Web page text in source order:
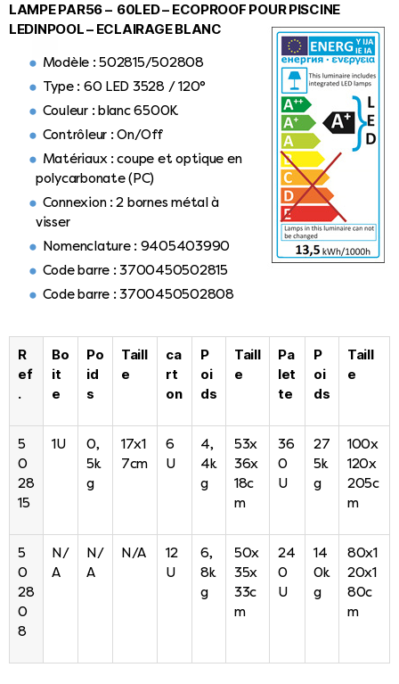
LAMPE PAR56 – 60LED – ECOPROOF POUR PISCINE
LEDINPOOL – ECLAIRAGE BLANC
Modèle : 502815/502808
Type : 60 LED 3528 / 120°
Couleur : blanc 6500K
Contrôleur : On/Off
Matériaux : coupe et optique en
polycarbonate (PC)
Connexion : 2 bornes métal à
visser
Nomenclature : 9405403990
Code barre : 3700450502815
Code barre : 3700450502808
R
ef
.
Bo
it
e
Po
id
s
Taill
e
ca
rt
on
P
oi
ds
Taill
e
Pa
let
te
P
oi
ds
Taill
e
5
0
28
15
1U
0,
5k
g
17x1
7cm
6
U
4,
4k
g
53x
36x
18c
m
36
0
U
27
5k
g
100x
120x
205c
m
5
0
28
0
8
N/
A
N/
A
N/A
12
U
6,
8k
g
50x
35x
33c
m
24
0
U
14
0k
g
80x1
20x1
80c
m